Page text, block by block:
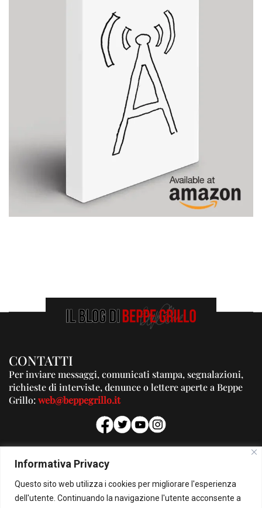
Informativa Privacy
Questo sito web utilizza i cookies per migliorare l'esperienza
dell'utente. Continuando la navigazione l'utente acconsente a
CONTATTI
Per inviare messaggi, comunicati stampa, segnalazioni,
richieste di interviste, denunce o lettere aperte a Beppe
Grillo:web@beppegrillo.it
PUBBLICITA'
Per la tua pubblicità su questo Blog:
pubblicita@beppegrillo.it